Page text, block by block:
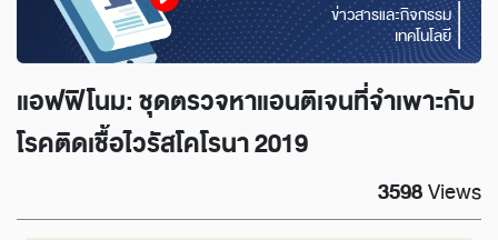
ข่าวสารและกิจกรรม
เทคโนโลยี
แอฟฟิโนม: ชุดตรวจหาแอนติเจนที่จําเพาะกับ
โรคติดเชื้อไวรัสโคโรนา 2019
3598Views